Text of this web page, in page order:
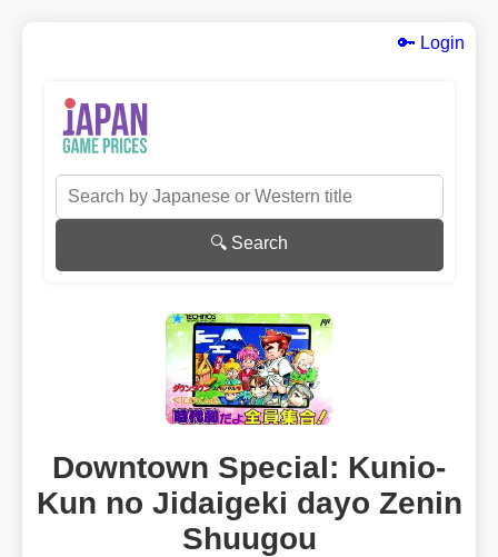
🔑 Login
🔍 Search
Downtown Special: Kunio-
Kun no Jidaigeki dayo Zenin
Shuugou